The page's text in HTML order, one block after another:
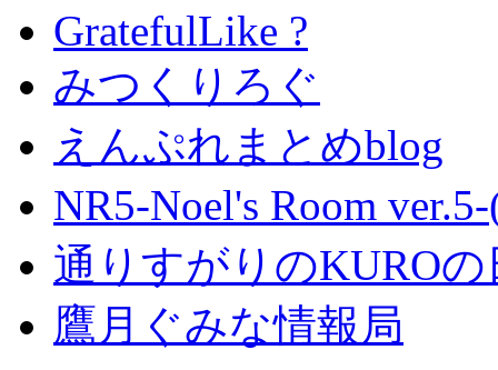
GratefulLike ?
みつくりろぐ
えんぷれまとめblog
NR5-Noel's Room
通りすがりのKURO
鷹月ぐみな情報局